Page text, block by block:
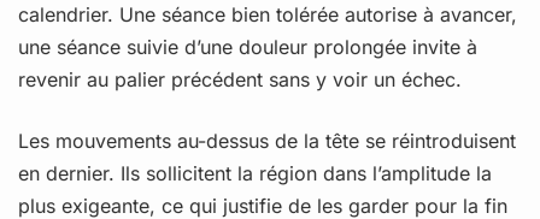
calendrier. Une séance bien tolérée autorise à avancer,
une séance suivie d’une douleur prolongée invite à
revenir au palier précédent sans y voir un échec.
Les mouvements au-dessus de la tête se réintroduisent
en dernier. Ils sollicitent la région dans l’amplitude la
plus exigeante, ce qui justifie de les garder pour la fin